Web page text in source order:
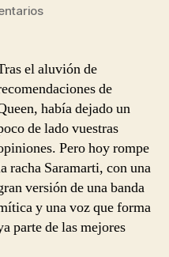
en
Thom
–
Wish
You
Were
Here
[Recomendación]
el aluvión de
de
había dejado un
de lado vuestras
Pero hoy rompe
racha Saramarti, con una
versión de una banda
y una voz que forma
parte de las mejores